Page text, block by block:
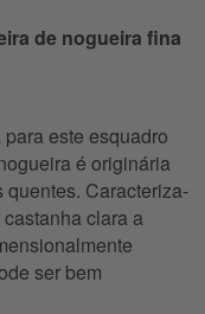
de nogueira fina
este esquadro
é originária
Caracteriza-
clara a
ser bem